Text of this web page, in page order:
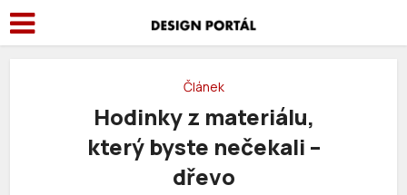
Článek
Hodinky z materiálu,
který byste nečekali –
dřevo